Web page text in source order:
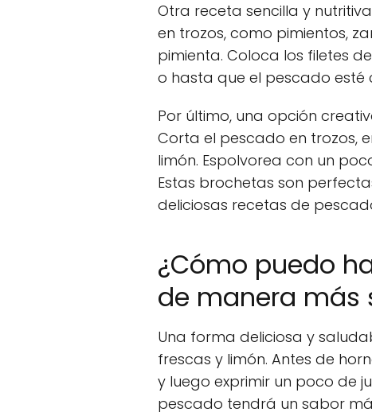
Otra receta sencilla y
en trozos, como pimientos,
pimienta. Coloca los filetes
o hasta que el pescado esté
Por último, una opción
Corta el pescado en trozos,
limón. Espolvorea con un
Estas brochetas son
deliciosas recetas de
¿Cómo puedo
de manera más
Una forma deliciosa y
frescas y limón. Antes de
y luego exprimir un poco de
pescado tendrá un sabor